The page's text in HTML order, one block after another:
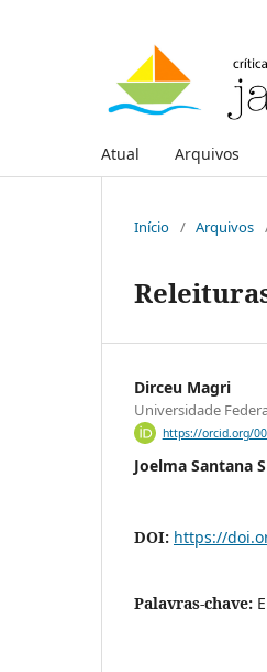
Atual Arquivos
Início / Arquivos
Dirceu Magri
Universidade
https://orcid.org/
Joelma Santana
DOI: https://
Palavras-chave: